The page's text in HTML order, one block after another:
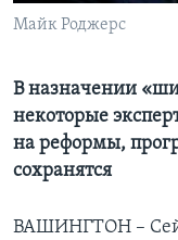
Языки
Майк Роджерс
В назначении
некоторые
на реформы,
сохранятся
ВАШИНГТОН –